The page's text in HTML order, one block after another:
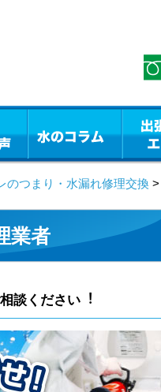
のつまり・水漏れ修理交換
業者
談ください︕